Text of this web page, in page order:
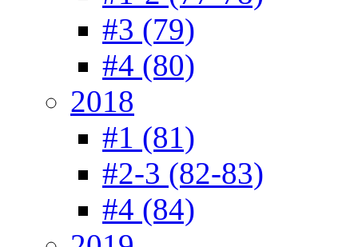
#3 (79)
#4 (80)
2018
#1 (81)
#2-3 (82-83)
#4 (84)